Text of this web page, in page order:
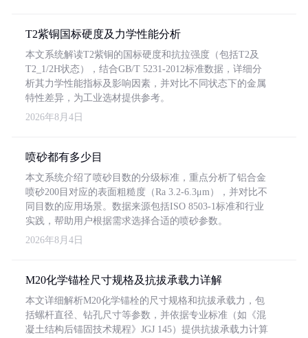
T2紫铜国标硬度及力学性能分析
本文系统解读T2紫铜的国标硬度和抗拉强度（包括T2及
T2_1/2H状态），结合GB/T 5231-2012标准数据，详细分
析其力学性能指标及影响因素，并对比不同状态下的金属
特性差异，为工业选材提供参考。
2026年8月4日
喷砂都有多少目
本文系统介绍了喷砂目数的分级标准，重点分析了铝合金
喷砂200目对应的表面粗糙度（Ra 3.2-6.3μm），并对比不
同目数的应用场景。数据来源包括ISO 8503-1标准和行业
实践，帮助用户根据需求选择合适的喷砂参数。
2026年8月4日
M20化学锚栓尺寸规格及抗拔承载力详解
本文详细解析M20化学锚栓的尺寸规格和抗拔承载力，包
括螺杆直径、钻孔尺寸等参数，并依据专业标准（如《混
凝土结构后锚固技术规程》JGJ 145）提供抗拔承载力计算